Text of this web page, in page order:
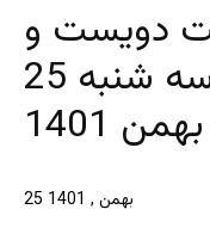
دویست و
بیست و چهار – سه شنبه 25
بهمن 1401
25 بهمن , 1401